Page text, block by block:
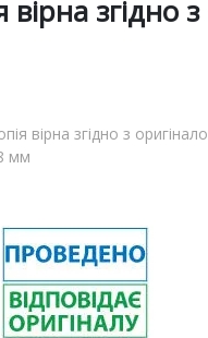
згідно з
вірна згідно з
мм